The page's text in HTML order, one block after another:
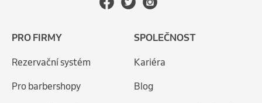
PRO FIRMY
Rezervační systém
Pro barbershopy
SPOLEČNOST
Kariéra
Blog